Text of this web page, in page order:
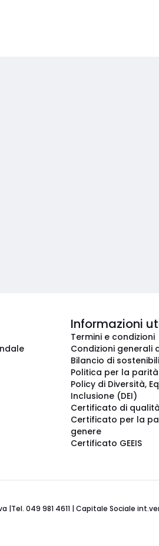
Informazioni
Termini e condizioni
Condizioni generali
Bilancio di
Politica per la
Policy di Diversità,
Inclusione (DEI)
Certificato di qualità
Certificato per la
genere
Certificato GEEIS
049 981 4611 | Capitale Sociale